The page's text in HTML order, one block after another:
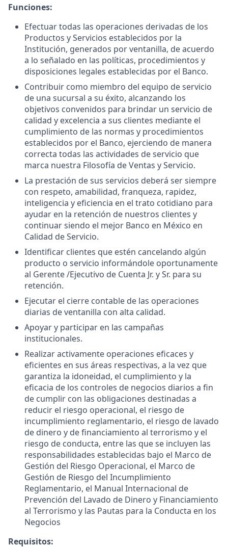
Funciones:
Efectuar todas las operaciones derivadas de los
Productos y Servicios establecidos por la
Institución, generados por ventanilla, de acuerdo
a lo señalado en las políticas, procedimientos y
disposiciones legales establecidas por el Banco.
Contribuir como miembro del equipo de servicio
de una sucursal a su éxito, alcanzando los
objetivos convenidos para brindar un servicio de
calidad y excelencia a sus clientes mediante el
cumplimiento de las normas y procedimientos
establecidos por el Banco, ejerciendo de manera
correcta todas las actividades de servicio que
marca nuestra Filosofía de Ventas y Servicio.
La prestación de sus servicios deberá ser siempre
con respeto, amabilidad, franqueza, rapidez,
inteligencia y eficiencia en el trato cotidiano para
ayudar en la retención de nuestros clientes y
continuar siendo el mejor Banco en México en
Calidad de Servicio.
Identificar clientes que estén cancelando algún
producto o servicio informándole oportunamente
al Gerente /Ejecutivo de Cuenta Jr. y Sr. para su
retención.
Ejecutar el cierre contable de las operaciones
diarias de ventanilla con alta calidad.
Apoyar y participar en las campañas
institucionales.
Realizar activamente operaciones eficaces y
eficientes en sus áreas respectivas, a la vez que
garantiza la idoneidad, el cumplimiento y la
eficacia de los controles de negocios diarios a fin
de cumplir con las obligaciones destinadas a
reducir el riesgo operacional, el riesgo de
incumplimiento reglamentario, el riesgo de lavado
de dinero y de financiamiento al terrorismo y el
riesgo de conducta, entre las que se incluyen las
responsabilidades establecidas bajo el Marco de
Gestión del Riesgo Operacional, el Marco de
Gestión de Riesgo del Incumplimiento
Reglamentario, el Manual Internacional de
Prevención del Lavado de Dinero y Financiamiento
al Terrorismo y las Pautas para la Conducta en los
Negocios
Requisitos: